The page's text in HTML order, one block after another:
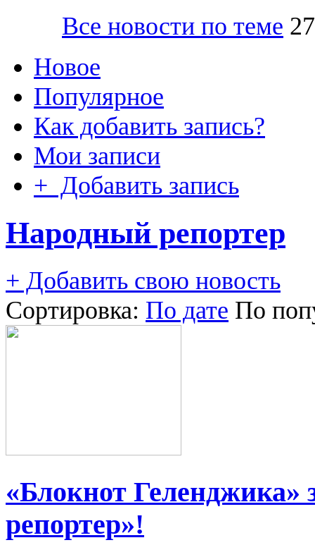
Все новости по теме
Новое
Популярное
Как добавить запись?
Мои записи
+ Добавить запись
Народный репортер
+ Добавить свою новость
Сортировка: По дате По
«Блокнот Геленджика»
репортер»!